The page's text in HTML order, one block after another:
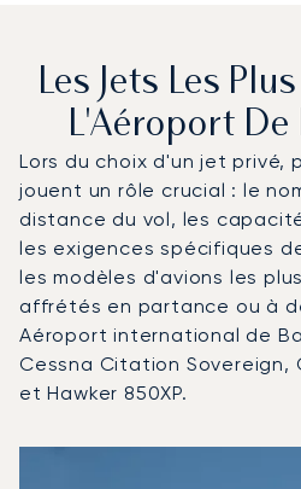
Les Jets Les
L'Aéroport De
Lors du choix d'un jet privé,
jouent un rôle crucial : le
distance du vol, les
les exigences spécifiques
les modèles d'avions les
affrétés en partance ou à
Aéroport international de
Cessna Citation Sovereign,
et Hawker 850XP.